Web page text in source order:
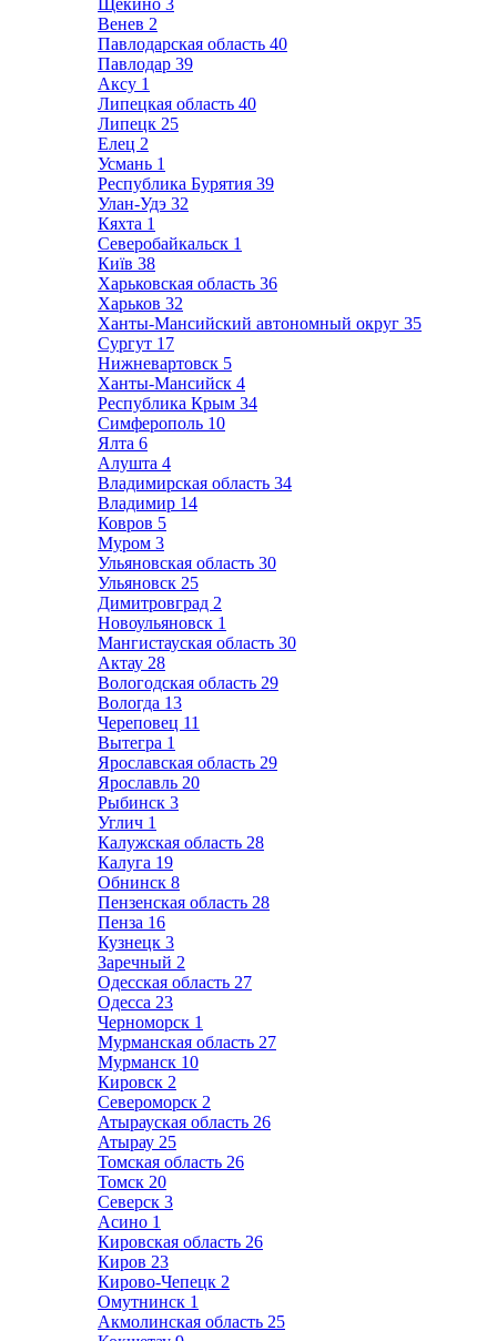
Щёкино 3
Венев 2
Павлодарская область 40
Павлодар 39
Аксу 1
Липецкая область 40
Липецк 25
Елец 2
Усмань 1
Республика Бурятия 39
Улан-Удэ 32
Кяхта 1
Северобайкальск 1
Київ 38
Харьковская область 36
Харьков 32
Ханты-Мансийский автономный округ 35
Сургут 17
Нижневартовск 5
Ханты-Мансийск 4
Республика Крым 34
Симферополь 10
Ялта 6
Алушта 4
Владимирская область 34
Владимир 14
Ковров 5
Муром 3
Ульяновская область 30
Ульяновск 25
Димитровград 2
Новоульяновск 1
Мангистауская область 30
Актау 28
Вологодская область 29
Вологда 13
Череповец 11
Вытегра 1
Ярославская область 29
Ярославль 20
Рыбинск 3
Углич 1
Калужская область 28
Калуга 19
Обнинск 8
Пензенская область 28
Пенза 16
Кузнецк 3
Заречный 2
Одесская область 27
Одесса 23
Черноморск 1
Мурманская область 27
Мурманск 10
Кировск 2
Североморск 2
Атырауская область 26
Атырау 25
Томская область 26
Томск 20
Северск 3
Асино 1
Кировская область 26
Киров 23
Кирово-Чепецк 2
Омутнинск 1
Акмолинская область 25